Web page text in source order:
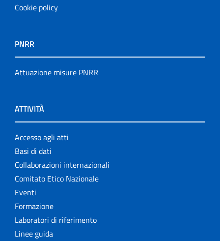
Cookie policy
PNRR
Attuazione misure PNRR
ATTIVITÀ
Accesso agli atti
Basi di dati
Collaborazioni internazionali
Comitato Etico Nazionale
Eventi
Formazione
Laboratori di riferimento
Linee guida